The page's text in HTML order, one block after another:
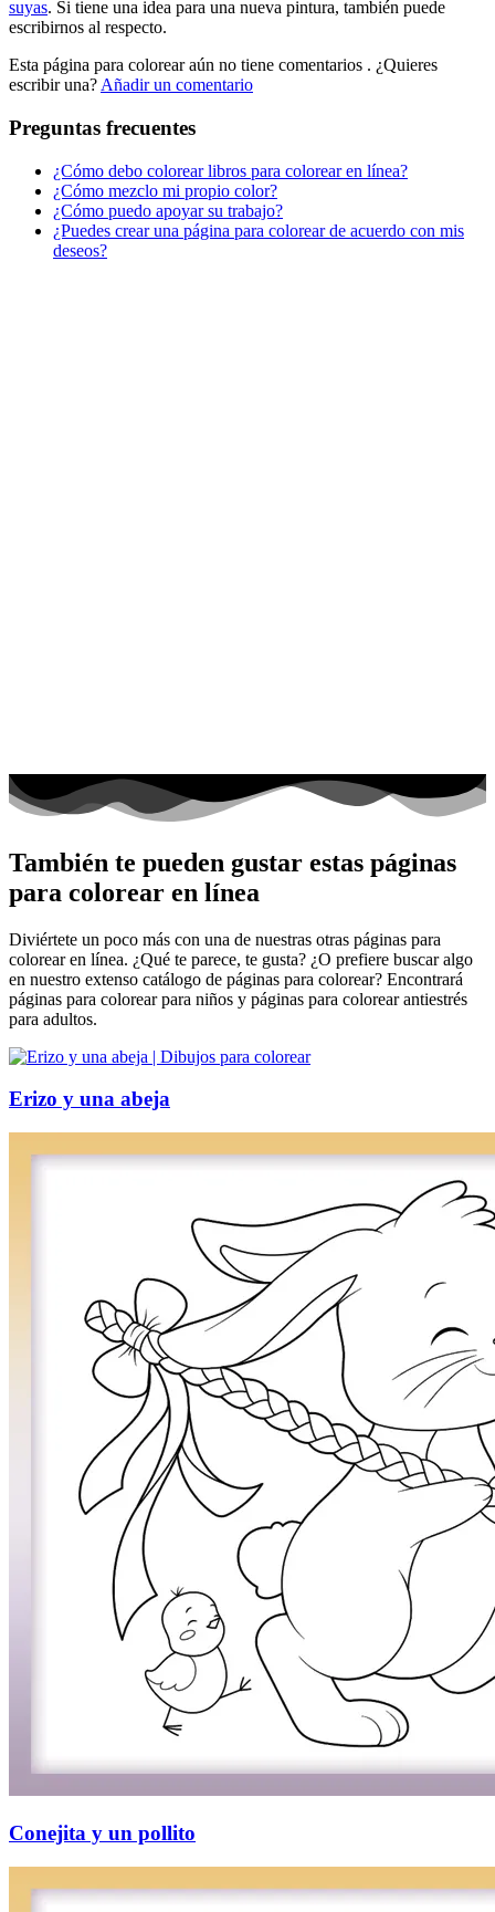
Peluches y caballos
Primavera y pascua
Transporte
Verano y vacaciones
Libros para colorear para niños
Nezaradené
suyas. Si tiene una idea para una nueva pintura, también puede
escribirnos al respecto.
Esta página para colorear aún no tiene comentarios . ¿Quieres
escribir una? Añadir un comentario
Preguntas frecuentes
¿Cómo debo colorear libros para colorear en línea?
¿Cómo mezclo mi propio color?
¿Cómo puedo apoyar su trabajo?
¿Puedes crear una página para colorear de acuerdo con mis
deseos?
También te pueden gustar estas páginas
para colorear en línea
Diviértete un poco más con una de nuestras otras páginas para
colorear en línea. ¿Qué te parece, te gusta? ¿O prefiere buscar algo
en nuestro extenso catálogo de páginas para colorear? Encontrará
páginas para colorear para niños y páginas para colorear antiestrés
para adultos.
Erizo y una abeja
Conejita y un pollito